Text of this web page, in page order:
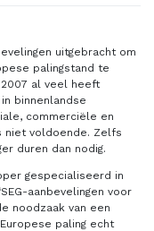
uitgebracht om
palingstand te
al veel heeft
binnenlandse
commerciële en
niet voldoende. Zelfs
duren dan nodig.
gespecialiseerd in
aanbevelingen voor
noodzaak van een
paling echt